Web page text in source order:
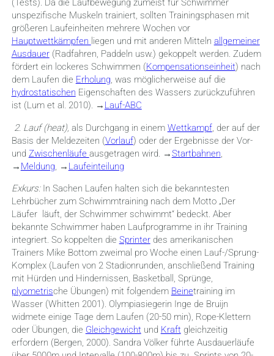
(Tests). Da die Laufbewegung zumeist für Schwimmer
unspezifische Muskeln trainiert, sollten Trainingsphasen mit
größeren Laufeinheiten mehrere Wochen vor
Hauptwettkämpfen liegen und mit anderen Mitteln allgemeiner
Ausdauer(Radfahren, Paddeln usw.) gekoppelt werden. Zudem
fördert ein lockeres Schwimmen (Kompensationseinheit) nach
dem Laufen die Erholung, was möglicherweise auf die
hydrostatischen Eigenschaften des Wassers zurückzuführen
ist (Lum et al. 2010). → Lauf-ABC
2. Lauf (heat), als Durchgang in einem Wettkampf, der auf der
Basis der Meldezeiten (Vorlauf) oder der Ergebnisse der Vor-
und Zwischenläufe ausgetragen wird. →Startbahnen
→ Meldung , → Laufeinteilung
Exkurs: In Sachen Laufen halten sich die bekanntesten
Lehrbücher zum Schwimmtraining nach dem Motto „Der
Läufer läuft, der Schwimmer schwimmt“ bedeckt. Aber
bekannte Schwimmer haben Laufprogramme in ihr Training
integriert. So koppelten die Sprinterdes amerikanischen
Trainers Mike Bottom zweimal pro Woche einen Lauf-/Sprung-
Komplex (Laufen von 2 Stadionrunden, anschließend Training
mit Hürden und Hindernissen, Basketball, Sprünge,
plyometrische Übungen) mit folgendem Beinetraining im
Wasser (Whitten 2001). Olympiasiegerin Inge de Bruijn
widmete einige Tage dem Laufen (20-50 min), Rope-Klettern
oder Übungen, die Gleichgewichtund Kraftgleichzeitig
erfordern (Bergen, 2000). Sandra Völker führte Ausdauerläufe